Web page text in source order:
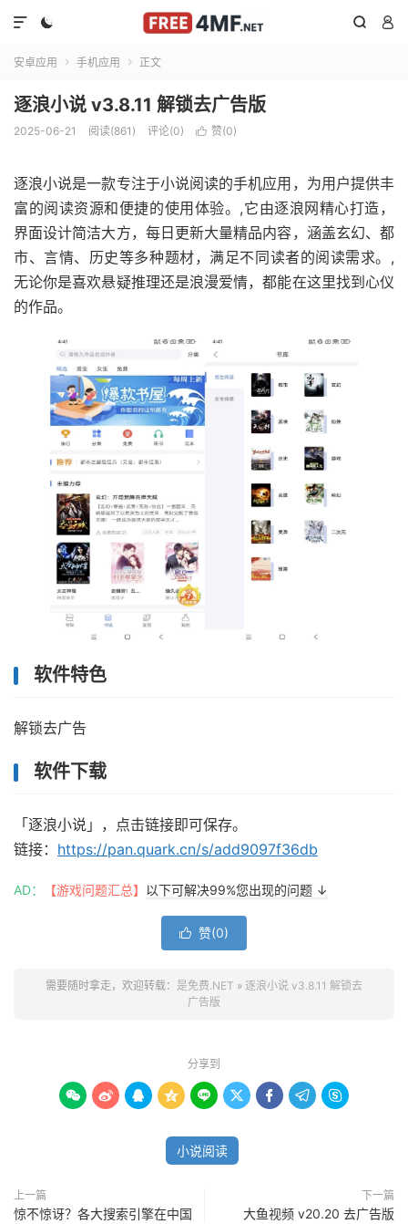
  

安卓应用  手机应用  正文
逐浪小说 v3.8.11 解锁去广告版
2025-06-21 阅读(861) 评论(0)  赞(0)
逐浪小说是一款专注于小说阅读的手机应用，为用户提供丰
富的阅读资源和便捷的使用体验。,它由逐浪网精心打造，
界面设计简洁大方，每日更新大量精品内容，涵盖玄幻、都
市、言情、历史等多种题材，满足不同读者的阅读需求。,
无论你是喜欢悬疑推理还是浪漫爱情，都能在这里找到心仪
的作品。
软件特色
解锁去广告
软件下载
「逐浪小说」，点击链接即可保存。
链接： https://pan.quark.cn/s/add9097f36db
AD： 【游戏问题汇总】 以下可解决99%您出现的问题 ↓
 赞(0)
需要随时拿走，欢迎转载： 是免费.NET » 逐浪小说 v3.8.11 解锁去
广告版
分享到
        
小说阅读
上一篇
惊不惊讶？各大搜索引擎在中国
下一篇
大鱼视频 v20.20 去广告版